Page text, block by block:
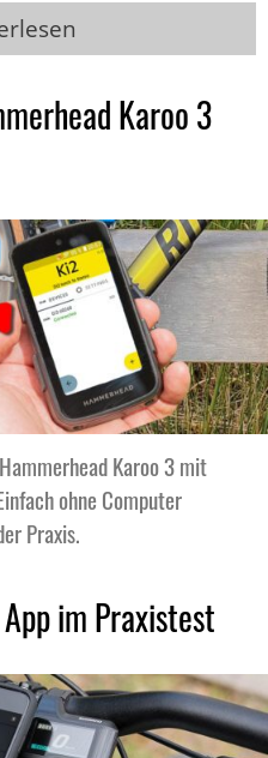
Karoo 3
Karoo 3 mit
ohne Computer
Praxis.
im Praxistest